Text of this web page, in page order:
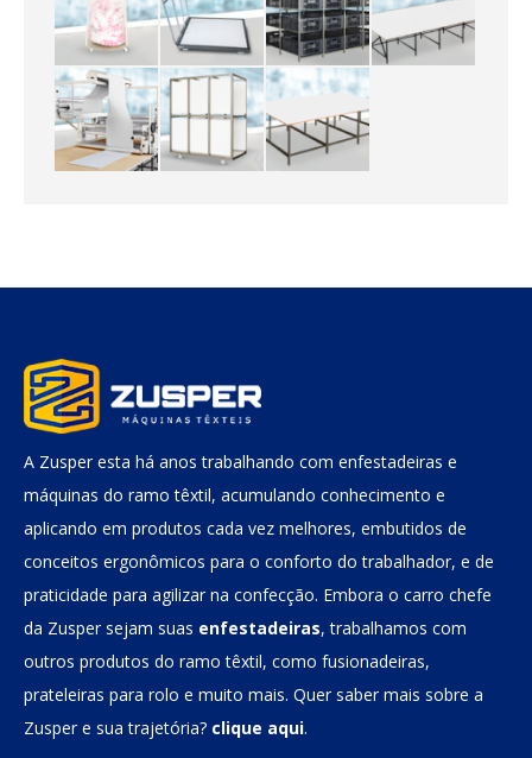
A Zusper esta há anos trabalhando com enfestadeiras e
máquinas do ramo têxtil, acumulando conhecimento e
aplicando em produtos cada vez melhores, embutidos de
conceitos ergonômicos para o conforto do trabalhador, e de
praticidade para agilizar na confecção. Embora o carro chefe
da Zusper sejam suas enfestadeiras, trabalhamos com
outros produtos do ramo têxtil, como fusionadeiras,
prateleiras para rolo e muito mais. Quer saber mais sobre a
Zusper e sua trajetória? clique aqui.